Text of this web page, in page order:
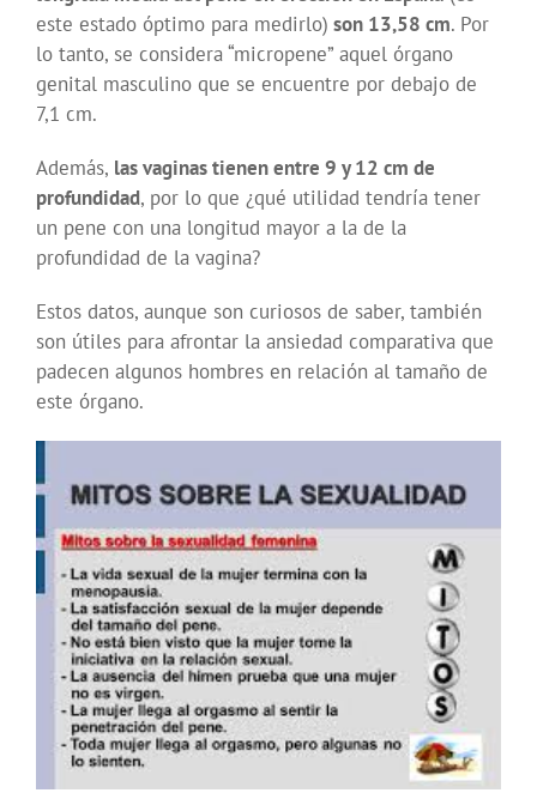
este estado óptimo para medirlo) son 13,58 cm. Por
lo tanto, se considera “micropene” aquel órgano
genital masculino que se encuentre por debajo de
7,1 cm.
Además, las vaginas tienen entre 9 y 12 cm de
profundidad, por lo que ¿qué utilidad tendría tener
un pene con una longitud mayor a la de la
profundidad de la vagina?
Estos datos, aunque son curiosos de saber, también
son útiles para afrontar la ansiedad comparativa que
padecen algunos hombres en relación al tamaño de
este órgano.